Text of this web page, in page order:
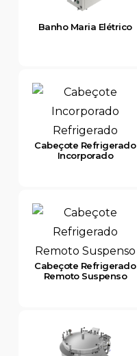
Banho Maria Elétrico
Cabeçote Refrigerado
Incorporado
Cabeçote Refrigerado
Remoto Suspenso